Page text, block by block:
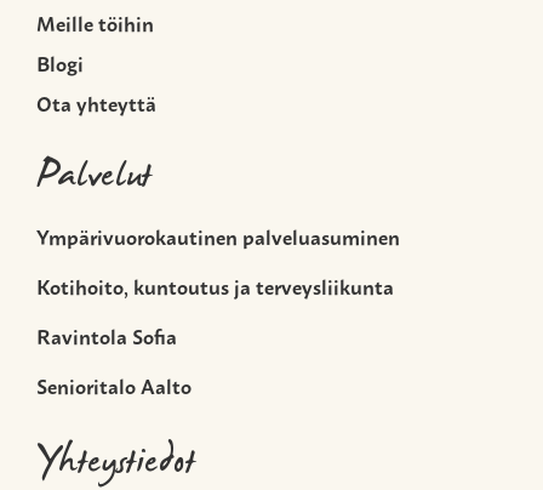
Meille töihin
Blogi
Ota yhteyttä
Palvelut
Ympärivuorokautinen palveluasuminen
Kotihoito, kuntoutus ja terveysliikunta
Ravintola Sofia
Senioritalo Aalto
Yhteystiedot